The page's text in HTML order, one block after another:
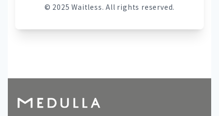
© 2025 Waitless. All rights reserved.